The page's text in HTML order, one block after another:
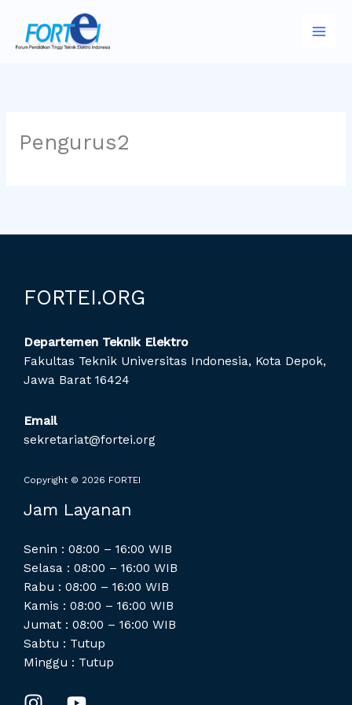
content
Pengurus2
FORTEI.ORG
Departemen Teknik Elektro
Fakultas Teknik Universitas Indonesia, Kota Depok,
Jawa Barat 16424
Email
sekretariat@fortei.org
Copyright © 2026 FORTEI
Jam Layanan
Senin : 08:00 – 16:00 WIB
Selasa : 08:00 – 16:00 WIB
Rabu : 08:00 – 16:00 WIB
Kamis : 08:00 – 16:00 WIB
Jumat : 08:00 – 16:00 WIB
Sabtu : Tutup
Minggu : Tutup